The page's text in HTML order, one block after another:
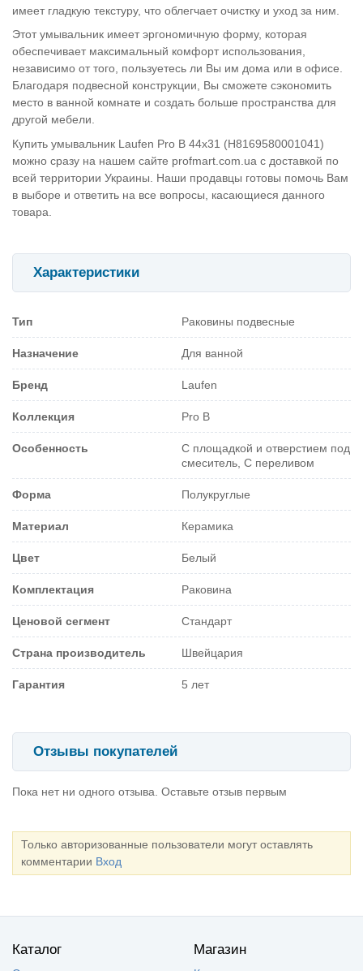
имеет гладкую текстуру, что облегчает очистку и уход за ним.
Этот умывальник имеет эргономичную форму, которая
обеспечивает максимальный комфорт использования,
независимо от того, пользуетесь ли Вы им дома или в офисе.
Благодаря подвесной конструкции, Вы сможете сэкономить
место в ванной комнате и создать больше пространства для
другой мебели.
Купить умывальник Laufen Pro B 44х31 (H8169580001041)
можно сразу на нашем сайте profmart.com.ua с доставкой по
всей территории Украины. Наши продавцы готовы помочь Вам
в выборе и ответить на все вопросы, касающиеся данного
товара.
Характеристики
Тип Раковины подвесные
Назначение Для ванной
Бренд Laufen
Коллекция Pro B
Особенность
С площадкой и отверстием под
смеситель, С переливом
Форма Полукруглые
Материал Керамика
Цвет Белый
Комплектация Раковина
Ценовой сегмент Стандарт
Страна производитель Швейцария
Гарантия 5 лет
Отзывы покупателей
Пока нет ни одного отзыва. Оставьте отзыв первым
Только авторизованные пользователи могут оставлять
комментарии Вход
Каталог Магазин